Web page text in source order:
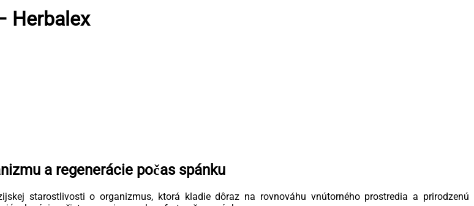
Herbalex
a regenerácie počas spánku
starostlivosti o organizmus, ktorá kladie dôraz na rovnováhu vnútorného prostredia a prirodzenú